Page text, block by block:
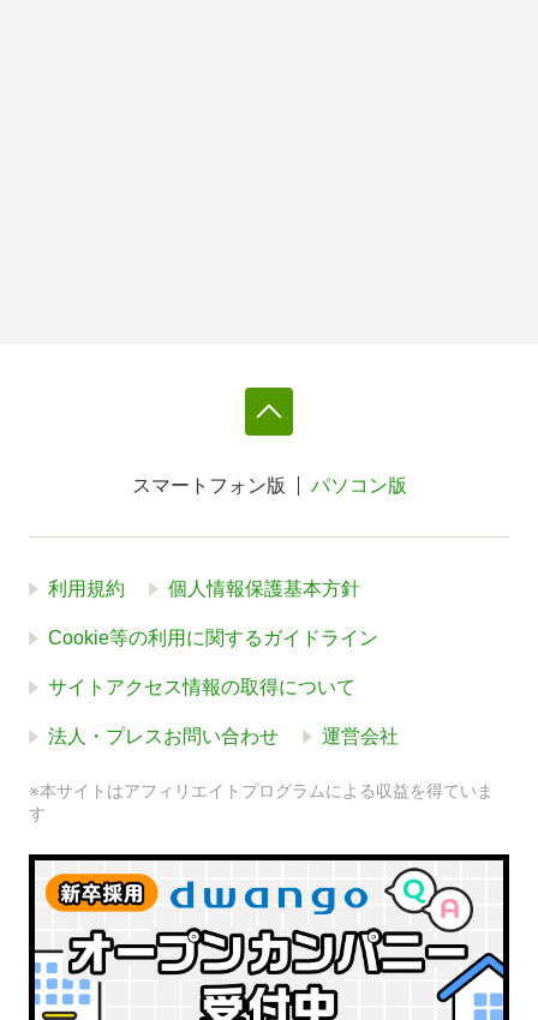
スマートフォン版 パソコン版
利用規約 個人情報保護基本方針
Cookie等の利用に関するガイドライン
サイトアクセス情報の取得について
法人・プレスお問い合わせ 運営会社
※本サイトはアフィリエイトプログラムによる収益を得ていま
す